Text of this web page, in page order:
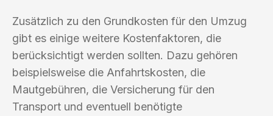
Zusätzlich zu den Grundkosten für den Umzug
gibt es einige weitere Kostenfaktoren, die
berücksichtigt werden sollten. Dazu gehören
beispielsweise die Anfahrtskosten, die
Mautgebühren, die Versicherung für den
Transport und eventuell benötigte